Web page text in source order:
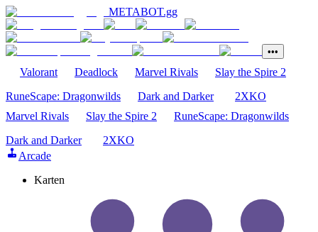
METABOT.gg
•••
Valorant Deadlock Marvel Rivals
Slay the Spire 2
RuneScape: Dragonwilds
Dark and Darker
2XKO
Marvel Rivals
Slay the Spire 2
RuneScape: Dragonwilds
Dark and Darker
2XKO
Arcade
Karten